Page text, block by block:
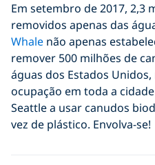
Em setembro de 2017, 2,3
removidos apenas das
Whale não apenas
remover 500 milhões de
águas dos Estados
ocupação em toda a
Seattle a usar canudos
vez de plástico. Envolva-se!